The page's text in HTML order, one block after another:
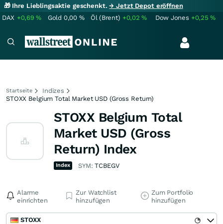
🎁 Ihre Lieblingsaktie geschenkt.→ Jetzt Depot eröffnen
DAX +0,69% Gold 0,00 % Öl (Brent) +0,02% Dow Jones +0,25%
Startseite
Indizes
STOXX Belgium Total Market USD (Gross Return)
STOXX Belgium Total
Market USD (Gross
Return) Index
Index SYM:TCBEGV
Alarme
einrichten
Zur Watchlist
hinzufügen
Zum Portfolio
hinzufügen
STOXX